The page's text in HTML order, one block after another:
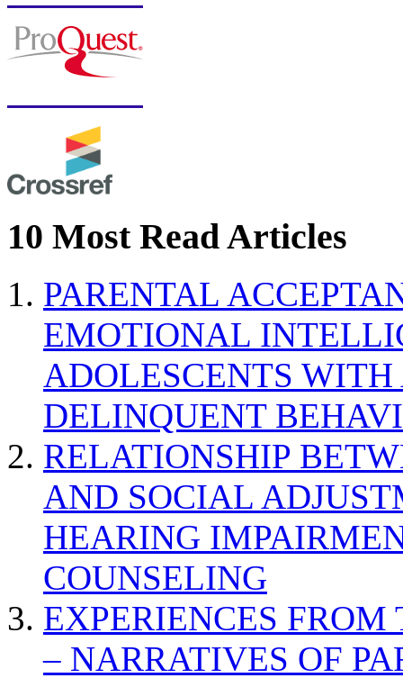
10 Most Read Articles
PARENTAL
EMOTIONAL
ADOLESCENTS
DELINQUENT
RELATIONSHIP
AND SOCIAL
HEARING
COUNSELING
EXPERIENCES
– NARRATIVES OF